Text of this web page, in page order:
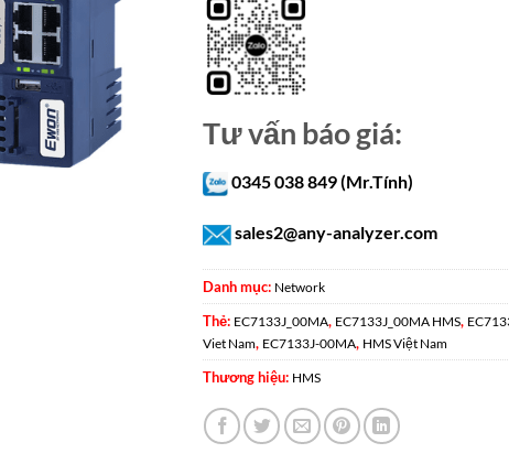
Tư vấn báo giá:
0345 038 849 (Mr.Tính)
sales2@any-analyzer.com
Danh mục: Network
Thẻ: EC7133J_00MA, EC7133J_00MA HMS,
Viet Nam, EC7133J-00MA, HMS Việt Nam
Thương hiệu: HMS